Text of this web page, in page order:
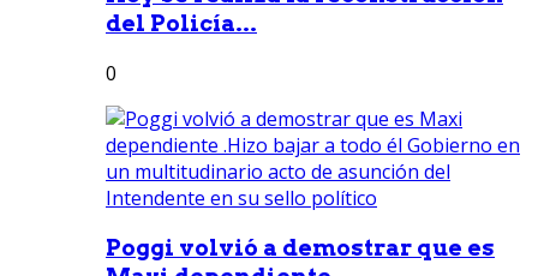
del Policía...
0
Poggi volvió a demostrar que es